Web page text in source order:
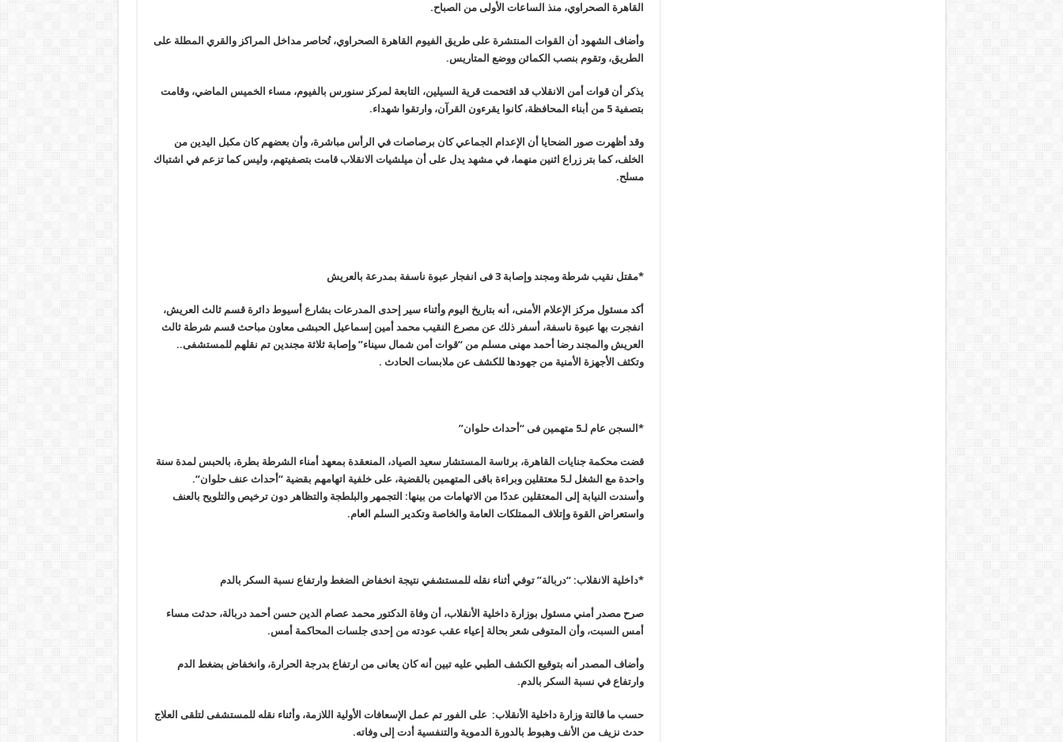
القاهرة الصحراوي، منذ الساعات الأولى من الصباح.
وأضاف الشهود أن القوات المنتشرة على طريق الفيوم القاهرة الصحراوي، تُحاصر مداخل المراكز والقري المطلة على
الطريق، وتقوم بنصب الكمائن ووضع المتاريس.
يذكر أن قوات أمن الانقلاب قد اقتحمت قرية السيلين، التابعة لمركز سنورس بالفيوم، مساء الخميس الماضي، وقامت
بتصفية 5 من أبناء المحافظة، كانوا يقرءون القرآن، وارتقوا شهداء
.
وقد أظهرت صور الضحايا أن الإعدام الجماعي كان برصاصات في الرأس مباشرة، وأن بعضهم كان مكبل اليدين من
الخلف، كما بتر زراع اثنين منهما، في مشهد يدل على أن ميلشيات الانقلاب قامت بتصفيتهم، وليس كما تزعم في اشتباك
مسلح.
*مقتل نقيب شرطة ومجند وإصابة 3 فى انفجار عبوة ناسفة بمدرعة بالعريش
أكد مسئول مركز الإعلام الأمنى، أنه بتاريخ اليوم وأثناء سير إحدى المدرعات بشارع أسيوط دائرة قسم ثالث العريش،
انفجرت بها عبوة ناسفة، أسفر ذلك عن مصرع النقيب محمد أمين إسماعيل الحبشى معاون مباحث قسم شرطة ثالث
العريش والمجند رضا أحمد مهنى مسلم من “قوات أمن شمال سيناء” وإصابة ثلاثة مجندين تم نقلهم للمستشفى..
وتكثف الأجهزة الأمنية من جهودها للكشف عن ملابسات الحادث .
*السجن عام لـ5 متهمين فى “أحداث حلوان ”
قضت محكمة جنايات القاهرة، برئاسة المستشار سعيد الصياد، المنعقدة بمعهد أمناء الشرطة بطرة، بالحبس لمدة سنة
واحدة مع الشغل لـ5 معتقلين وبراءة باقى المتهمين بالقضية، على خلفية اتهامهم بقضية “أحداث عنف حلوان
“.
وأسندت النيابة إلى المعتقلين عددًا من الاتهامات من بينها: التجمهر والبلطجة والتظاهر دون ترخيص والتلويح بالعنف
واستعراض القوة وإتلاف الممتلكات العامة والخاصة وتكدير السلم العام.
*داخلية الانقلاب: “دربالة” توفي أثناء نقله للمستشفي نتيجة انخفاض الضغط وارتفاع نسبة السكر بالدم
صرح مصدر أمني مسئول بوزارة داخلية الأنقلاب، أن وفاة الدكتور محمد عصام الدين حسن أحمد دربالة، حدثت مساء
أمس السبت، وأن المتوفى شعر بحالة إعياء عقب عودته من إحدى جلسات المحاكمة أمس.
وأضاف المصدر أنه بتوقيع الكشف الطبي عليه تبين أنه كان يعانى من ارتفاع بدرجة الحرارة، وانخفاض بضغط الدم
وارتفاع في نسبة السكر بالدم.
حسب ما قالتة وزارة داخلية الأنقلاب: على الفور تم عمل الإسعافات الأولية اللازمة، وأثناء نقله للمستشفى لتلقى العلاج
حدث نزيف من الأنف وهبوط بالدورة الدموية والتنفسية أدت إلى وفاته.